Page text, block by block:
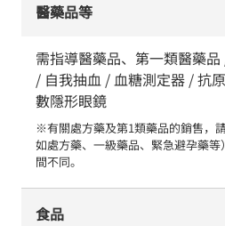
醫藥品等
需指導醫藥品、第一類醫藥
/ 自我抽血 / 血糖測定器 / 抗
數隱形眼鏡
※有關處方藥及第1類藥品的銷售，
如處方藥、一級藥品、緊急避孕藥
間不同。
食品